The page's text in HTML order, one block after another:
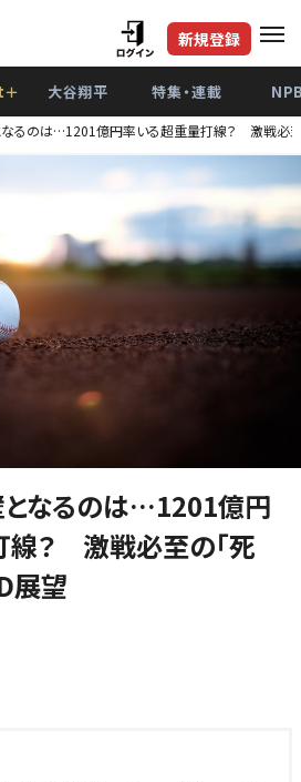
新規登録
大谷翔平 特集・連載
るのは…1201億円率いる超重量打線？ 激戦必至
となるのは…1201億円
？ 激戦必至の「死
展望